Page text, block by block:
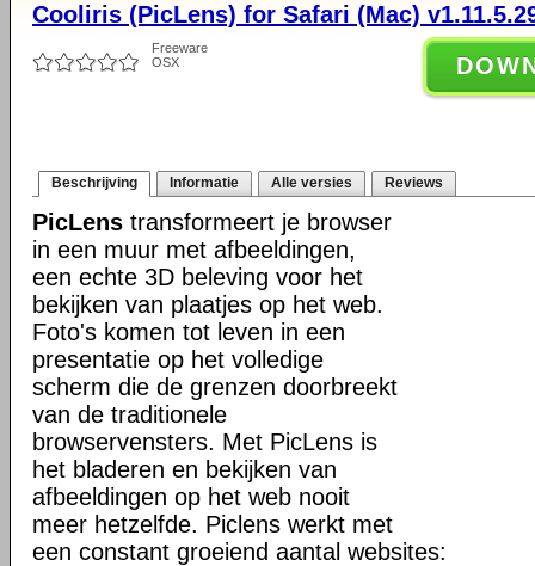
Cooliris (PicLens) for Safari (Mac)
Freeware
OSX
Beschrijving Informatie Alle versies Reviews
PicLens transformeert je browser
in een muur met afbeeldingen,
een echte 3D beleving voor het
bekijken van plaatjes op het web.
Foto's komen tot leven in een
presentatie op het volledige
scherm die de grenzen doorbreekt
van de traditionele
browservensters. Met PicLens is
het bladeren en bekijken van
afbeeldingen op het web nooit
meer hetzelfde. Piclens werkt met
een constant groeiend aantal websites: